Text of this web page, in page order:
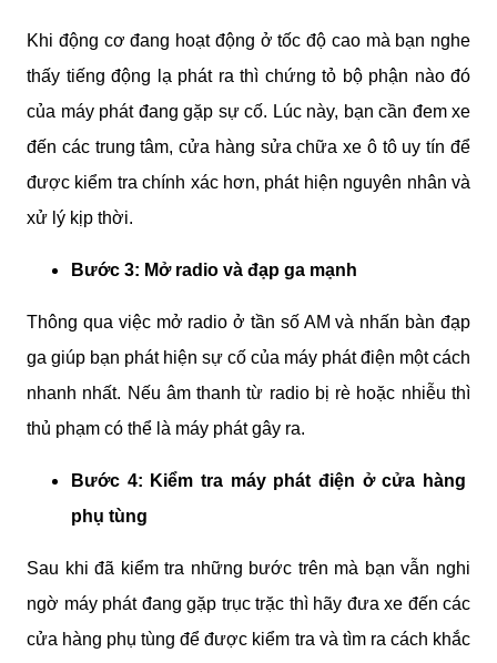
Khi động cơ đang hoạt động ở tốc độ cao mà bạn nghe
thấy tiếng động lạ phát ra thì chứng tỏ bộ phận nào đó
của máy phát đang gặp sự cố. Lúc này, bạn cần đem xe
đến các trung tâm, cửa hàng sửa chữa xe ô tô uy tín để
được kiểm tra chính xác hơn, phát hiện nguyên nhân và
xử lý kịp thời.
Bước 3: Mở radio và đạp ga mạnh
Thông qua việc mở radio ở tần số AM và nhấn bàn đạp
ga giúp bạn phát hiện sự cố của máy phát điện một cách
nhanh nhất. Nếu âm thanh từ radio bị rè hoặc nhiễu thì
thủ phạm có thể là máy phát gây ra.
Bước 4: Kiểm tra máy phát điện ở cửa hàng
phụ tùng
Sau khi đã kiểm tra những bước trên mà bạn vẫn nghi
ngờ máy phát đang gặp trục trặc thì hãy đưa xe đến các
cửa hàng phụ tùng để được kiểm tra và tìm ra cách khắc